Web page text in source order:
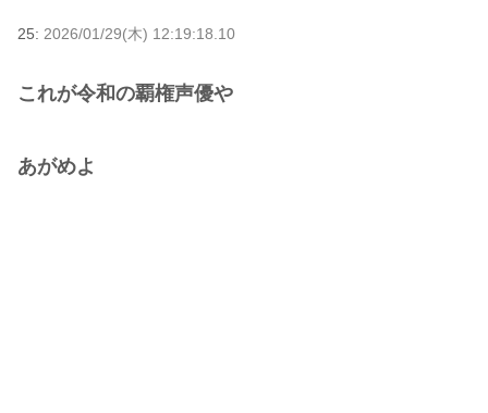
25: 2026/01/29(木) 12:19:18.10
これが令和の覇権声優や
あがめよ